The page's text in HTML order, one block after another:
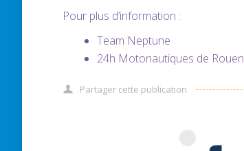
Pour plus d’information :
Team Neptune
24h Motonautiques de Rouen
Partager cette publication